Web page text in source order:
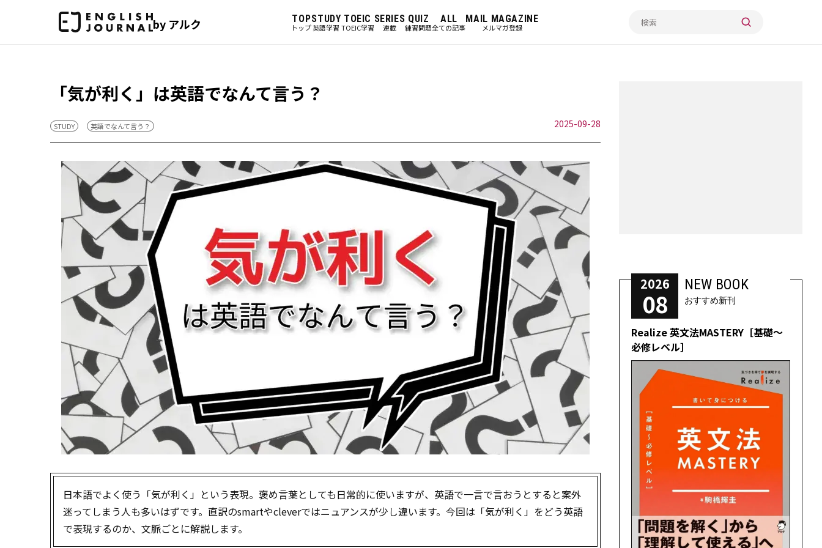
by アルク TOP
トップ
STUDY
英語学習
TOEIC
TOEIC学習
SERIES
連載
QUIZ
練習問題
ALL
全ての記事
MAIL MAGAZINE
メルマガ登録
「気が利く」は英語でなんて言う？
STUDY 英語でなんて言う？ 2025-09-28
日本語でよく使う「気が利く」という表現。褒め言葉としても日常的に使いますが、英語で一言で言おうとすると案外
迷ってしまう人も多いはずです。直訳のsmartやcleverではニュアンスが少し違います。今回は「気が利く」をどう英語
で表現するのか、文脈ごとに解説します。
2026
08
NEW BOOK
おすすめ新刊
Realize 英文法MASTERY［基礎～
必修レベル］